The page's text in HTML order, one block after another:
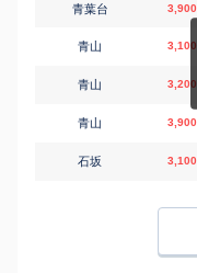
青葉台 3,900
青山 3,100
青山 3,200
青山 3,900
石坂 3,100